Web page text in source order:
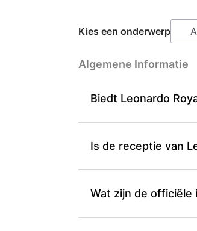
Kies een onderwerp
Algemene Informatie
Biedt Leonardo
Is de receptie van
Wat zijn de officiële